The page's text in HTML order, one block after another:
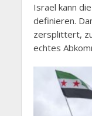
Israel kann
definieren.
zersplittert,
echtes